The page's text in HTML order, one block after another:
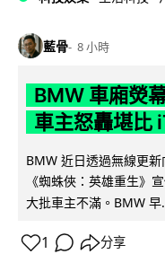
藍骨 8 小時
BMW 車廂熒
車主怒轟堪比
BMW 近日透過無線更
《蜘蛛俠：英雄重生》
大批車主不滿。BMW 早
1 分享